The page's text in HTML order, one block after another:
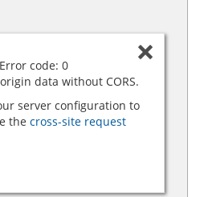
code: 0
data without CORS.
server configuration to
the cross-site request